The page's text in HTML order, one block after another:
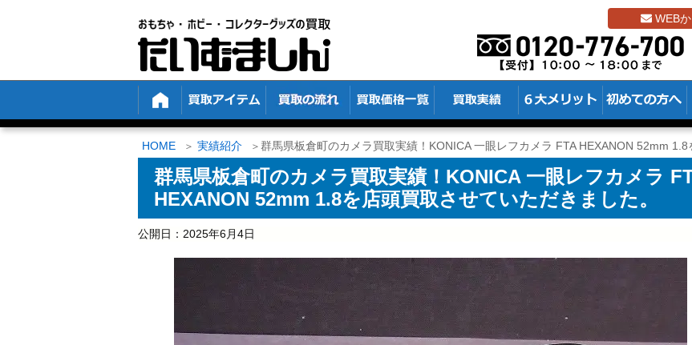
WEB
HOME 実績紹介 群馬県板倉町のカメラ買取実績！KONICA 一眼レフカメラ FTA HEXANON 52mm 1.8
群馬県板倉町のカメラ買取実績！KONICA 一眼レフカメラ
HEXANON 52mm 1.8を店頭買取させていただきました。
公開日： 2025年6月4日